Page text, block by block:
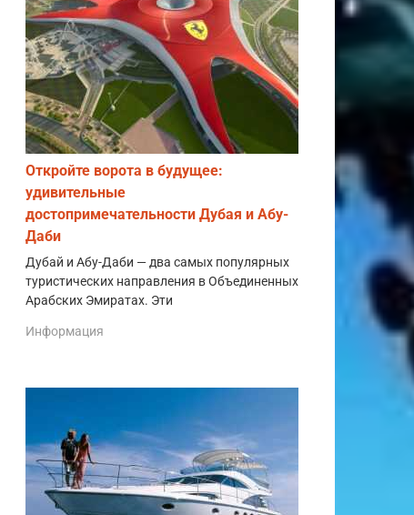
Откройте ворота в будущее:
удивительные
достопримечательности Дубая и Абу-
Даби
Дубай и Абу-Даби — два самых популярных
туристических направления в Объединенных
Арабских Эмиратах. Эти
Информация